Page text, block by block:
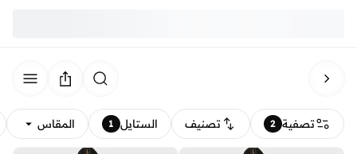
تصفية 2 تصنيف الستايل 1 المقاس